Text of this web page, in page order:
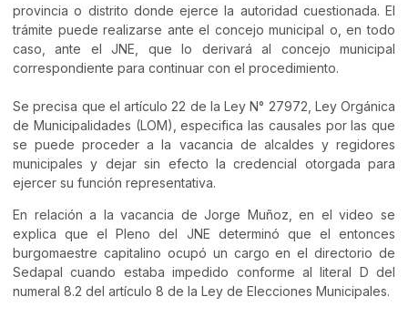
provincia o distrito donde ejerce la autoridad cuestionada. El
trámite puede realizarse ante el concejo municipal o, en todo
caso, ante el JNE, que lo derivará al concejo municipal
correspondiente para continuar con el procedimiento.
Se precisa que el artículo 22 de la Ley N° 27972, Ley Orgánica
de Municipalidades (LOM), especifica las causales por las que
se puede proceder a la vacancia de alcaldes y regidores
municipales y dejar sin efecto la credencial otorgada para
ejercer su función representativa.
En relación a la vacancia de Jorge Muñoz, en el video se
explica que el Pleno del JNE determinó que el entonces
burgomaestre capitalino ocupó un cargo en el directorio de
Sedapal cuando estaba impedido conforme al literal D del
numeral 8.2 del artículo 8 de la Ley de Elecciones Municipales.